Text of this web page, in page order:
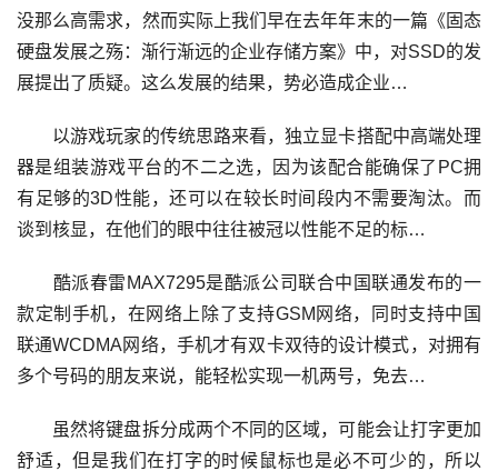
没那么高需求，然而实际上我们早在去年年末的一篇《固态
硬盘发展之殇：渐行渐远的企业存储方案》中，对SSD的发
展提出了质疑。这么发展的结果，势必造成企业…
以游戏玩家的传统思路来看，独立显卡搭配中高端处理
器是组装游戏平台的不二之选，因为该配合能确保了PC拥
有足够的3D性能，还可以在较长时间段内不需要淘汰。而
谈到核显，在他们的眼中往往被冠以性能不足的标…
酷派春雷MAX7295是酷派公司联合中国联通发布的一
款定制手机，在网络上除了支持GSM网络，同时支持中国
联通WCDMA网络，手机才有双卡双待的设计模式，对拥有
多个号码的朋友来说，能轻松实现一机两号，免去…
虽然将键盘拆分成两个不同的区域，可能会让打字更加
舒适，但是我们在打字的时候鼠标也是必不可少的，所以